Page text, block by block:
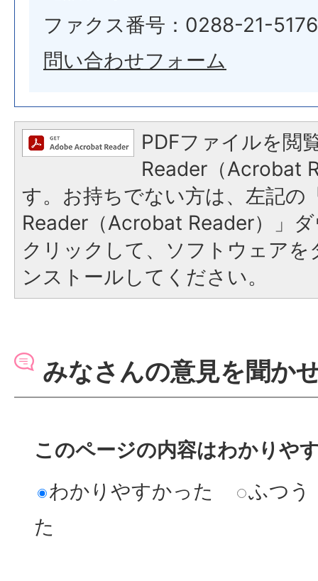
ファクス番号：0288-21-5176
問い合わせフォーム
PDFファイルを閲
Reader（Acrobat
す。お持ちでない方は、左記の
Reader（Acrobat Reader）」
クリックして、ソフトウェア
ンストールしてください。
みなさんの意見を聞か
このページの内容はわかりや
わかりやすかった
ふつう
た